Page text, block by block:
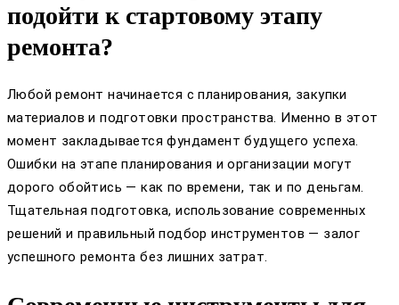
подойти к стартовому этапу
ремонта?
Любой ремонт начинается с планирования, закупки
материалов и подготовки пространства. Именно в этот
момент закладывается фундамент будущего успеха.
Ошибки на этапе планирования и организации могут
дорого обойтись — как по времени, так и по деньгам.
Тщательная подготовка, использование современных
решений и правильный подбор инструментов — залог
успешного ремонта без лишних затрат.